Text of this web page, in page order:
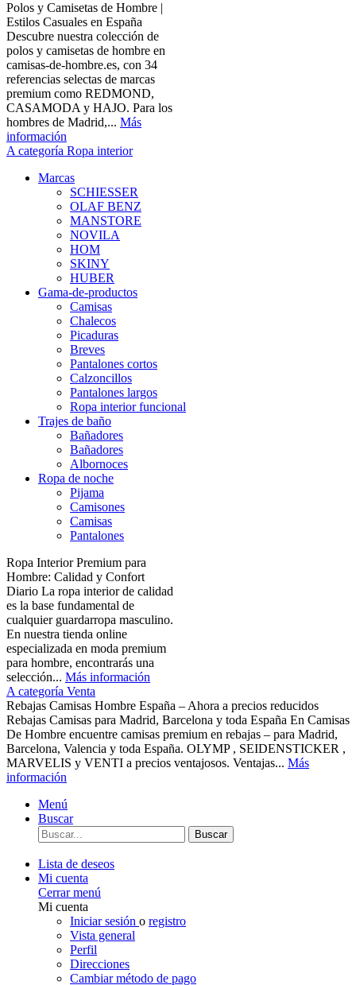
Polos y Camisetas de Hombre |
Estilos Casuales en España
Descubre nuestra colección de
polos y camisetas de hombre en
camisas-de-hombre.es, con 34
referencias selectas de marcas
premium como REDMOND,
CASAMODA y HAJO. Para los
hombres de Madrid,... Más
información
A categoría Ropa interior
Marcas
SCHIESSER
OLAF BENZ
MANSTORE
NOVILA
HOM
SKINY
HUBER
Gama-de-productos
Camisas
Chalecos
Picaduras
Breves
Pantalones cortos
Calzoncillos
Pantalones largos
Ropa interior funcional
Trajes de baño
Bañadores
Bañadores
Albornoces
Ropa de noche
Pijama
Camisones
Camisas
Pantalones
Ropa Interior Premium para
Hombre: Calidad y Confort
Diario La ropa interior de calidad
es la base fundamental de
cualquier guardarropa masculino.
En nuestra tienda online
especializada en moda premium
para hombre, encontrarás una
selección... Más información
A categoría Venta
Rebajas Camisas Hombre España – Ahora a precios reducidos
Rebajas Camisas para Madrid, Barcelona y toda España En Camisas
De Hombre encuentre camisas premium en rebajas – para Madrid,
Barcelona, Valencia y toda España. OLYMP , SEIDENSTICKER ,
MARVELIS y VENTI a precios ventajosos. Ventajas... Más
información
Menú
Buscar
Buscar
Lista de deseos
Mi cuenta
Cerrar menú
Mi cuenta
Iniciar sesión o registro
Vista general
Perfil
Direcciones
Cambiar método de pago